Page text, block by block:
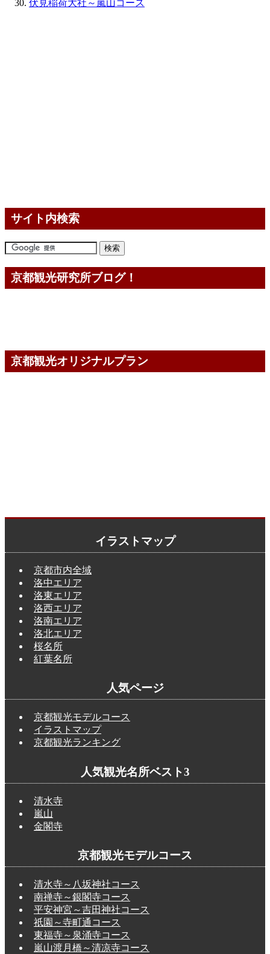
伏見稲荷大社～嵐山コース
サイト内検索
京都観光研究所ブログ！
京都観光オリジナルプラン
イラストマップ
京都市内全域
洛中エリア
洛東エリア
洛西エリア
洛南エリア
洛北エリア
桜名所
紅葉名所
人気ページ
京都観光モデルコース
イラストマップ
京都観光ランキング
人気観光名所ベスト3
清水寺
嵐山
金閣寺
京都観光モデルコース
清水寺～八坂神社コース
南禅寺～銀閣寺コース
平安神宮～吉田神社コース
祇園～寺町通コース
東福寺～泉涌寺コース
嵐山渡月橋～清凉寺コース